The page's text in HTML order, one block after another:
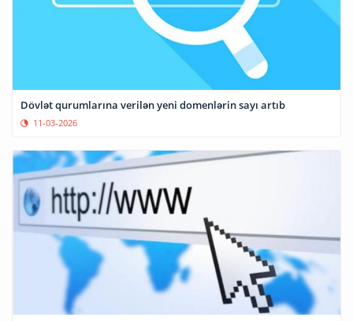
Dövlət qurumlarına verilən yeni domenlərin sayı artıb
11-03-2026